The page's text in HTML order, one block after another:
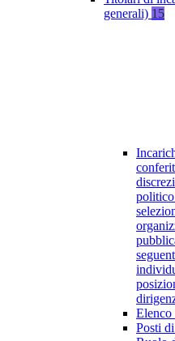
generali) 15
politico
Elenco
Posti